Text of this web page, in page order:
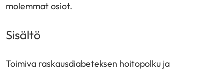
molemmat osiot.
Sisältö
Toimiva raskausdiabeteksen hoitopolku ja